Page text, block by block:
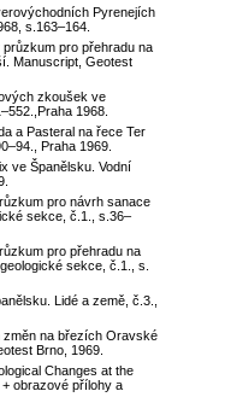
Pyrenejích
s.163–164.
pro přehradu na
Manuscript, Geotest
zkoušek ve
1968.
a Pasteral na řece Ter
Praha 1969.
ve Španělsku. Vodní
pro návrh sanace
sekce, č.1., s.36–
pro přehradu na
sekce, č.1., s.
Lidé a země, č.3.,
na březích Oravské
Brno, 1969.
Changes at the
obrazové přílohy a